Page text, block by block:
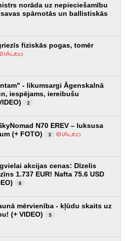
norāda uz nepieciešamību
spārnotās un ballistiskās
fiziskās pogas, tomēr
- likumsargi Āgenskalnā
iespējams, iereibušu
2
N70 EREV – luksusa
(+ FOTO)
3
akcijas cenas: Dīzelis
1.737 EUR! Nafta 75.6 USD
8
mērvienība - kļūdu skaits uz
(+ VIDEO)
5